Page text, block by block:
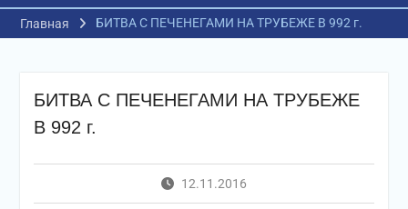
Главная БИТВА С ПЕЧЕНЕГАМИ НА ТРУБЕЖЕ В 992 г.
БИТВА С ПЕЧЕНЕГАМИ НА ТРУБЕЖЕ
В 992 г.
12.11.2016